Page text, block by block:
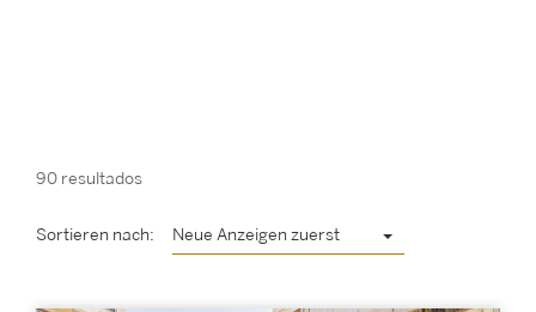
90 resultados
Sortieren nach: Neue Anzeigen zuerst